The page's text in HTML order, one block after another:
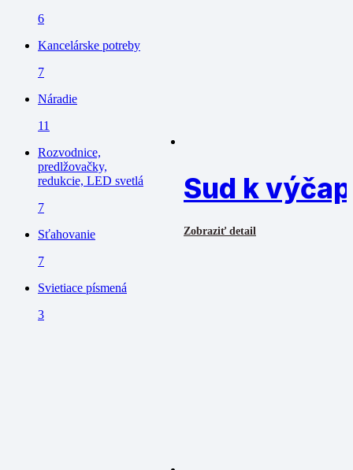
6
Kancelárske potreby
7
Náradie
11
Rozvodnice,
predlžovačky,
redukcie, LED svetlá
7
Sťahovanie
7
Svietiace písmená
3
Sud k
Zobraziť detail